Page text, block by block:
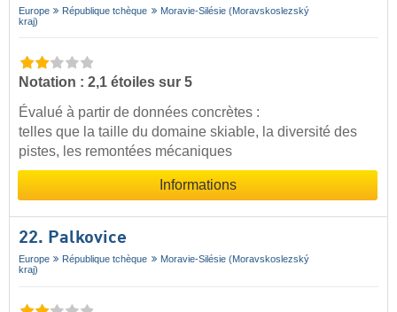
Europe République tchèque
Moravie-Silésie (Moravskoslezský
kraj)
Notation : 2,1 étoiles sur 5
Évalué à partir de données concrètes :
telles que la taille du domaine skiable, la diversité des
pistes, les remontées mécaniques
Informations
22. Palkovice
Europe République tchèque
Moravie-Silésie (Moravskoslezský
kraj)